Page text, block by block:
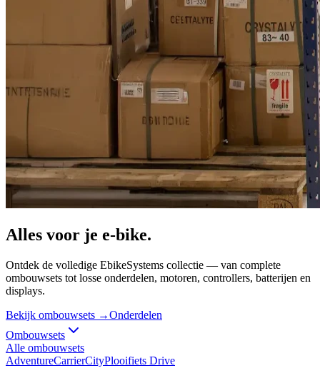
Alles voor je e-bike.
Ontdek de volledige EbikeSystems collectie — van complete
ombouwsets tot losse onderdelen, motoren, controllers, batterijen en
displays.
Bekijk ombouwsets →Onderdelen
Ombouwsets
Alle ombouwsets
AdventureCarrierCityPlooifiets Drive